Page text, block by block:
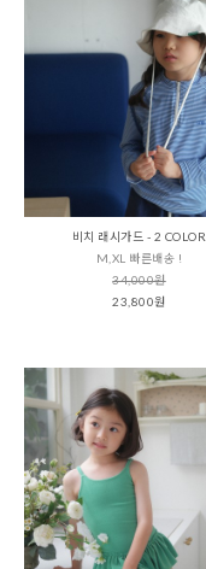
비치 래시가드 - 2 COLOR
M,XL 빠른배송 !
34,000원
23,800원